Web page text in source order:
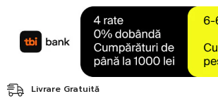
Livrare Gratuită